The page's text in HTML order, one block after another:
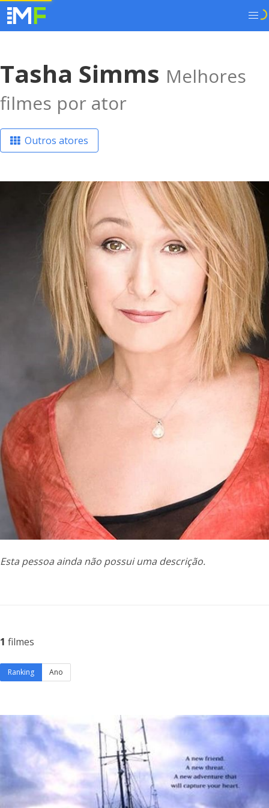
Tasha Simms Melhores
filmes por ator
Outros atores
Esta pessoa ainda não possui uma descrição.
1 filmes
Ranking Ano